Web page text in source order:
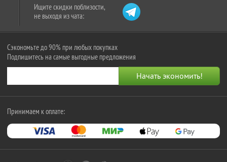
Ищите скидки поблизости,
не выходя из чата:
Сэкономьте до 90% при любых покупках
Подпишитесь на самые выгодные предложения
Принимаем к оплате: